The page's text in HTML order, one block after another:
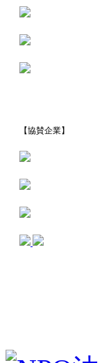
【協賛企業】